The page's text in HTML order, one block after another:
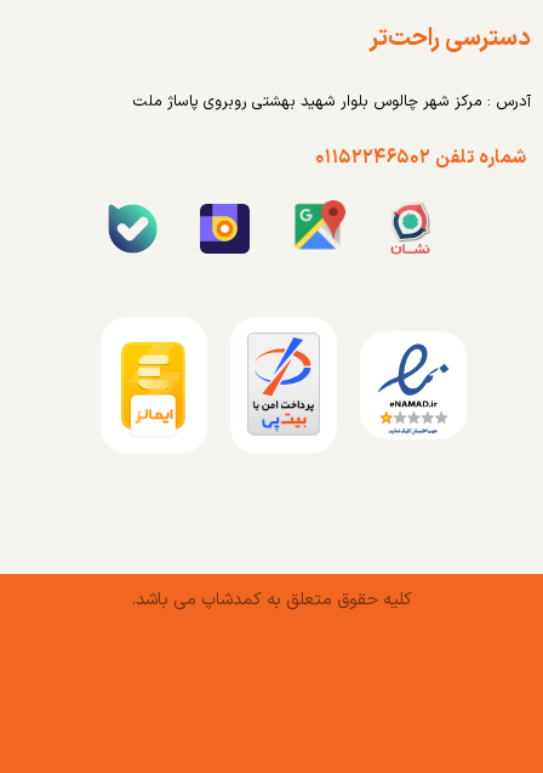
دسترسی راحت‌تر
آدرس : مرکز شهر چالوس بلوار شهید بهشتی روبروی پاساژ ملت
شماره تلفن ۰۱۱۵۲۲۴۶۵۰۲
کلیه حقوق متعلق به کمدشاپ می باشد.